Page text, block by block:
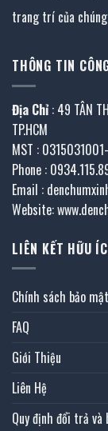
trang trí của
THÔNG TIN
Địa Chỉ : 49 TÂN
TP.HCM
MST :
Phone :
Email :
Website:
LIÊN KẾT HỮU
Chính sách bảo mật
FAQ
Giới Thiệu
Liên Hệ
Quy định đổi trả và